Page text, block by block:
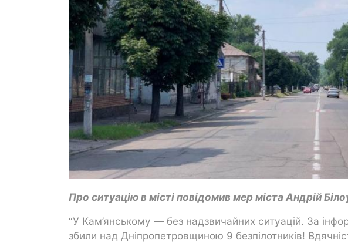
Про ситуацію в місті повідомив мер міста Андрій
“У Кам’янському — без надзвичайних ситуацій. За
збили над Дніпропетровщиною 9 безпілотників!